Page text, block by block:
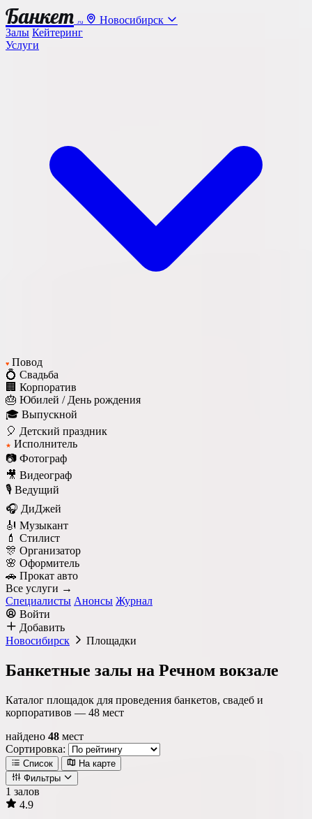
Банкет .ru
Новосибирск
Залы Кейтеринг
Услуги
♥ Повод
💍 Свадьба
🏢 Корпоратив
🎂 Юбилей / День рождения
🎓 Выпускной
🎈 Детский праздник
★ Исполнитель
📷 Фотограф
🎥 Видеограф
🎙️ Ведущий
🎧 ДиДжей
🎻 Музыкант
💄 Стилист
🎊 Организатор
🌸 Оформитель
🚗 Прокат авто
Все услуги →
Специалисты Анонсы Журнал
Войти
Добавить
Новосибирск
Площадки
Банкетные залы на Речном вокзале
Каталог площадок для проведения банкетов, свадеб и
корпоративов — 48 мест
найдено 48 мест
Сортировка:
Список
На карте
Фильтры
Локация
1 залов
4.9